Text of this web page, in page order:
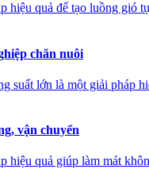
hiệu quả để tạo luồng gió
chăn nuôi
suất lớn là một giải pháp
vận chuyển
hiệu quả giúp làm mát